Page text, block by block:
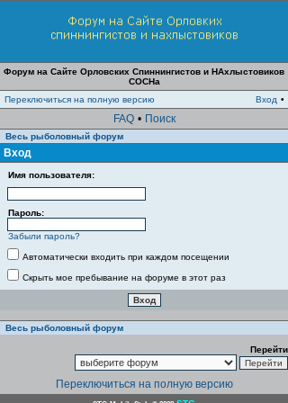
Форум на Сайте Орловских Спиннингистов и НАхлыстовиков
СОСНа
Переключиться на полную версию
Вход •
FAQ • Поиск
Весь рыболовный форум
Вход
Имя пользователя:
Пароль:
Забыли пароль?
Автоматически входить при каждом посещении
Скрыть мое пребывание на форуме в этот раз
Весь рыболовный форум
Перейти
Переключиться на полную версию